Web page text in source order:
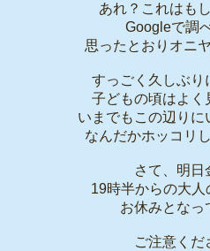
あれ？これはも
Googleで調
思ったとおりオニ
すっごく久しぶり
子どもの頃はよく
いまでもこの辺りに
なんだかホッコリ
さて、明日
19時半からの大
お休みとなっ
ご注意くだ